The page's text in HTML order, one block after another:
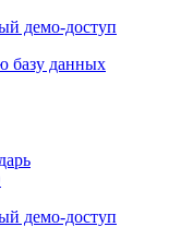
демо-доступ
базу данных
демо-доступ